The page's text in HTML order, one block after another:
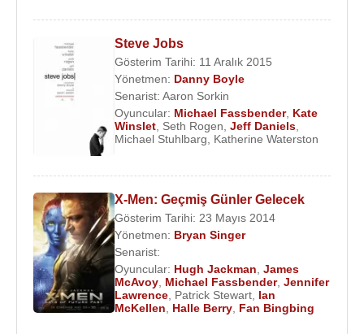
Steve Jobs
Gösterim Tarihi: 11 Aralık 2015
Yönetmen: Danny Boyle
Senarist: Aaron Sorkin
Oyuncular: Michael Fassbender, Kate
Winslet Seth Rogen Jeff Daniels
Michael Stuhlbarg
Katherine Waterston
X-Men: Geçmiş Günler Gelecek
Gösterim Tarihi: 23 Mayıs 2014
Yönetmen: Bryan Singer
Senarist:
Oyuncular: Hugh Jackman, James
McAvoy, Michael Fassbender, Jennifer
Lawrence, Patrick Stewart, Ian
McKellen, Halle Berry, Fan Bingbing